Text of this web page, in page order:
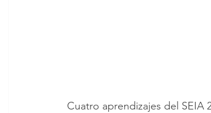
Cuatro aprendizajes del SEIA